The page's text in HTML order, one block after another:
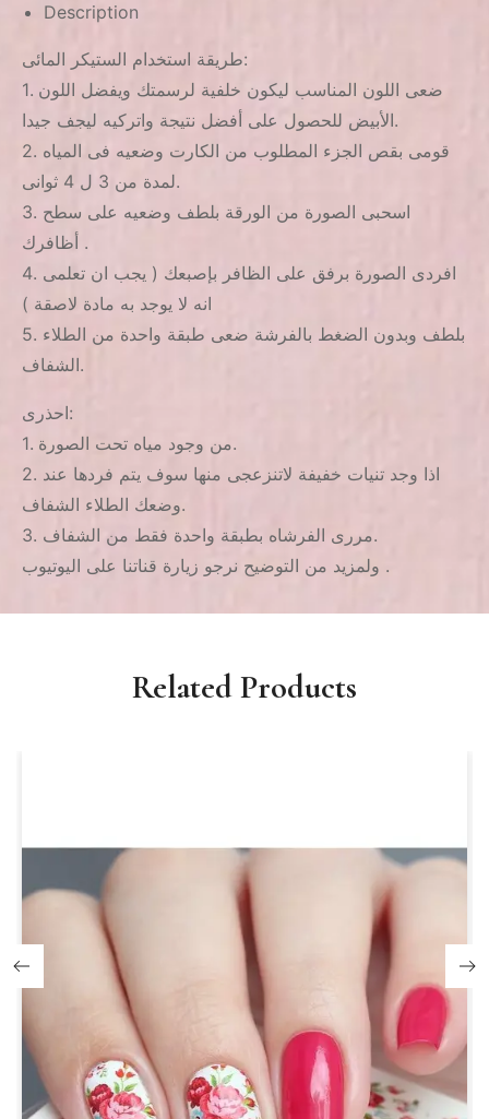
Description
طريقة استخدام الستيكر المائى:
1. ضعى اللون المناسب ليكون خلفية لرسمتك ويفضل اللون
الأبيض للحصول على أفضل نتيجة واتركيه ليجف جيدا.
2. قومى بقص الجزء المطلوب من الكارت وضعيه فى المياه
لمدة من 3 ل 4 ثوانى.
3. اسحبى الصورة من الورقة بلطف وضعيه على سطح
أظافرك .
4. افردى الصورة برفق على الظافر بإصبعك ( يجب ان تعلمى
انه لا يوجد به مادة لاصقة )
5. بلطف وبدون الضغط بالفرشة ضعى طبقة واحدة من الطلاء
الشفاف.
احذرى:
1. من وجود مياه تحت الصورة.
2. اذا وجد تنيات خفيفة لاتنزعجى منها سوف يتم فردها عند
وضعك الطلاء الشفاف.
3. مررى الفرشاه بطبقة واحدة فقط من الشفاف.
ولمزيد من التوضيح نرجو زيارة قناتنا على اليوتيوب .
Related Products